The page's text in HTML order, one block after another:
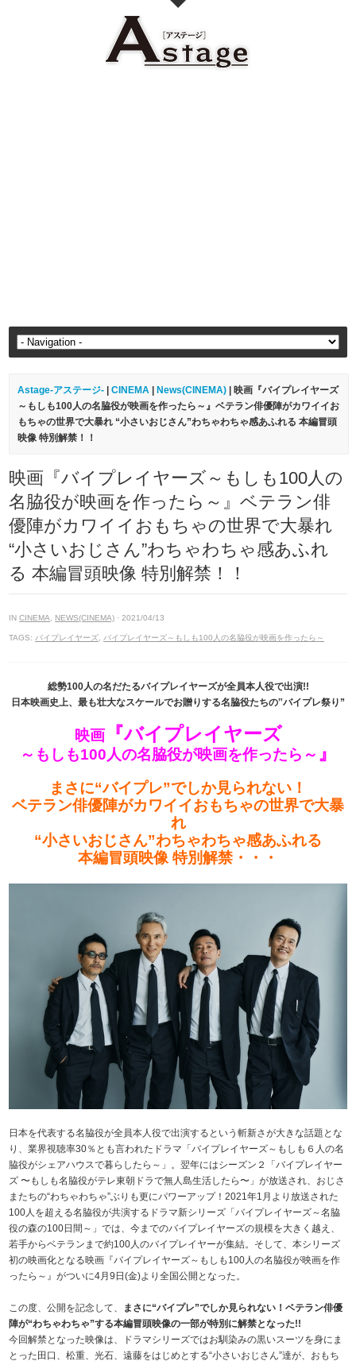
Astage-アステージ- |CINEMA News(CINEMA) | 映画『バイプレイヤーズ
～もしも100人の名脇役が映画を作ったら～』ベテラン俳優陣がカワイイお
もちゃの世界で大暴れ “小さいおじさん”わちゃわちゃ感あふれる 本編冒頭
映像 特別解禁！！
映画『バイプレイヤーズ～もしも100人の
名脇役が映画を作ったら～』ベテラン俳
優陣がカワイイおもちゃの世界で大暴れ
“小さいおじさん”わちゃわちゃ感あふれ
る 本編冒頭映像 特別解禁！！
INCINEMA NEWS(CINEMA) · 2021/04/13
TAGS: バイプレイヤーズ バイプレイヤーズ～もしも100人の名脇役が映画を作ったら～
総勢100人の名だたるバイプレイヤーズが全員本人役で出演!!
日本映画史上、最も壮大なスケールでお贈りする名脇役たちの‟バイプレ祭り”
映画『バイプレイヤーズ
～もしも100人の名脇役が映画を作ったら～ 』
まさに“バイプレ”でしか見られない！
ベテラン俳優陣がカワイイおもちゃの世界で大暴
れ
“小さいおじさん”わちゃわちゃ感あふれる
本編冒頭映像 特別解禁・・・
日本を代表する名脇役が全員本人役で出演するという斬新さが大きな話題とな
り、業界視聴率30％とも言われたドラマ「バイプレイヤーズ～もしも６人の名
脇役がシェアハウスで暮らしたら～」。翌年にはシーズン２「バイプレイヤー
ズ 〜もしも名脇役がテレ東朝ドラで無人島生活したら〜」が放送され、おじさ
またちの“わちゃわちゃ”ぶりも更にパワーアップ！2021年1月より放送された
100人を超える名脇役が共演するドラマ新シリーズ「バイプレイヤーズ～名脇
役の森の100日間～」では、今までのバイプレイヤーズの規模を大きく越え、
若手からベテランまで約100人のバイプレイヤーが集結。そして、本シリーズ
初の映画化となる映画『バイプレイヤーズ～もしも100人の名脇役が映画を作
ったら～』がついに4月9日(金)より全国公開となった。
この度、公開を記念して、
まさに“バイプレ”でしか見られない！ベテラン俳優
陣が“わちゃわちゃ”する本編冒頭映像の一部が特別に解禁となった!!
今回解禁となった映像は、ドラマシリーズではお馴染みの黒いスーツを身にま
とった田口、松重、光石、遠藤をはじめとする“小さいおじさん”達が、おもち